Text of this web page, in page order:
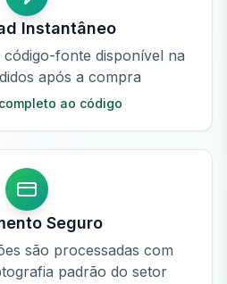
Instantâneo
código-fonte disponível na
após a compra
ao código
Seguro
são processadas com
padrão do setor